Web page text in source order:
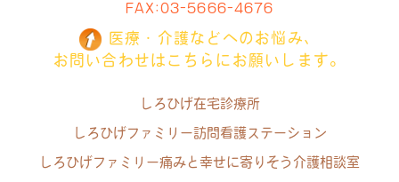
FAX:03-5666-4676
医療・介護などへのお悩み、
お問い合わせはこちらにお願いします。
しろひげ在宅診療所
しろひげファミリー訪問看護ステーション
しろひげファミリー痛みと幸せに寄りそう介護相談室